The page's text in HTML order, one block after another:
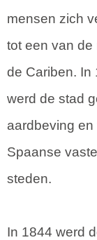
mensen zich
tot een van
de Cariben. In
werd de stad
aardbeving
Spaanse
steden.
In 1844 werd